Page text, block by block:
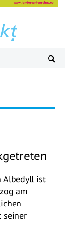
Albedyll ist
am
seiner